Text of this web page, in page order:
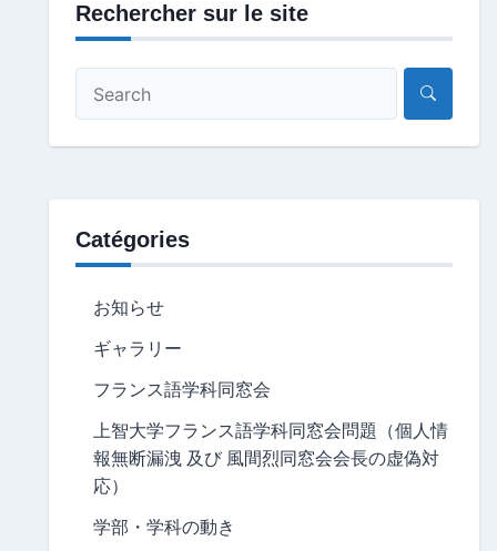
Rechercher sur le site
Catégories
お知らせ
ギャラリー
フランス語学科同窓会
上智大学フランス語学科同窓会問題（個人情
報無断漏洩 及び 風間烈同窓会会長の虚偽対
応）
学部・学科の動き